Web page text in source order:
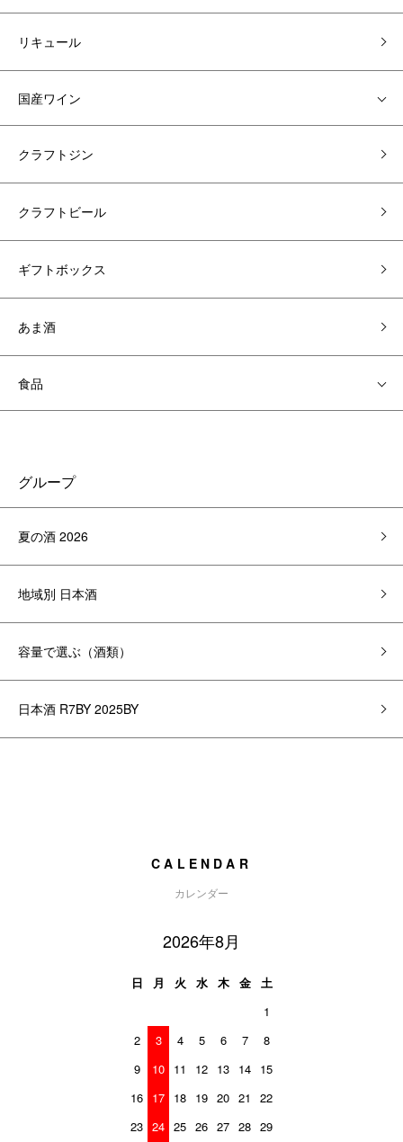
リキュール
国産ワイン
クラフトジン
クラフトビール
ギフトボックス
あま酒
食品
グループ
夏の酒 2026
地域別 日本酒
容量で選ぶ（酒類）
日本酒 R7BY 2025BY
CALENDAR
カレンダー
2026年8月
日 月 火 水 木 金
土
1
2
3 4 5 6 7
8
9
10 11 12 13 14 15
16 17 18 19 20 21
22
23 24 25 26 27 28 29